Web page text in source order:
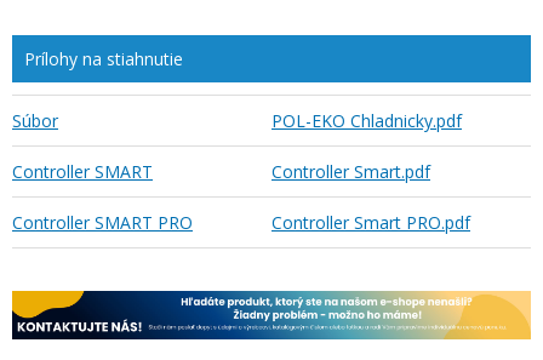
Prílohy na stiahnutie
Súbor POL-EKO Chladnicky.pdf
Controller SMART Controller Smart.pdf
Controller SMART PRO Controller Smart PRO.pdf